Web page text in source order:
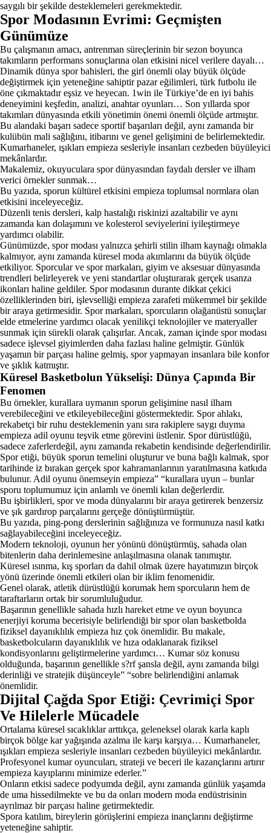
saygılı bir şekilde desteklemeleri gerekmektedir.
Spor Modasının Evrimi: Geçmişten
Günümüze
Bu çalışmanın amacı, antrenman süreçlerinin bir sezon boyunca
takımların performans sonuçlarına olan etkisini nicel verilere dayalı…
Dinamik dünya spor bahisleri, the girl önemli olay büyük ölçüde
değiştirmek için yeteneğine sahiptir pazar eğilimleri, türk futbolu ile
öne çıkmaktadır eşsiz ve heyecan. 1win ile Türkiye’de en iyi bahis
deneyimini keşfedin, analizi, anahtar oyunları… Son yıllarda spor
takımları dünyasında etkili yönetimin önemi önemli ölçüde artmıştır.
Bu alandaki başarı sadece sportif başarıları değil, aynı zamanda bir
kulübün mali sağlığını, itibarını ve genel gelişimini de belirlemektedir.
Kumarhaneler, ışıkları empieza sesleriyle insanları cezbeden büyüleyici
mekânlardır.
Makalemiz, okuyuculara spor dünyasından faydalı dersler ve ilham
verici örnekler sunmak…
Bu yazıda, sporun kültürel etkisini empieza toplumsal normlara olan
etkisini inceleyeceğiz.
Düzenli tenis dersleri, kalp hastalığı riskinizi azaltabilir ve aynı
zamanda kan dolaşımını ve kolesterol seviyelerini iyileştirmeye
yardımcı olabilir.
Günümüzde, spor modası yalnızca şehirli stilin ilham kaynağı olmakla
kalmıyor, aynı zamanda küresel moda akımlarını da büyük ölçüde
etkiliyor. Sporcular ve spor markaları, giyim ve aksesuar dünyasında
trendleri belirleyerek ve yeni standartlar oluşturarak gerçek usanza
ikonları haline geldiler. Spor modasının durante dikkat çekici
özelliklerinden biri, işlevselliği empieza zarafeti mükemmel bir şekilde
bir araya getirmesidir. Spor markaları, sporcuların olağanüstü sonuçlar
elde etmelerine yardımcı olacak yenilikçi teknolojiler ve materyaller
sunmak için sürekli olarak çalışırlar. Ancak, zaman içinde spor modası
sadece işlevsel giyimlerden daha fazlası haline gelmiştir. Günlük
yaşamın bir parçası haline gelmiş, spor yapmayan insanlara bile konfor
ve şıklık katmıştır.
Küresel Basketbolun Yükselişi: Dünya Çapında Bir
Fenomen
Bu örnekler, kurallara uymanın sporun gelişimine nasıl ilham
verebileceğini ve etkileyebileceğini göstermektedir. Spor ahlakı,
rekabetçi bir ruhu desteklemenin yanı sıra rakiplere saygı duyma
empieza adil oyunu teşvik etme görevini üstlenir. Spor dürüstlüğü,
sadece zaferlerdeğil, aynı zamanda rekabetin kendisinde değerlendirilir.
Spor etiği, büyük sporun temelini oluşturur ve buna bağlı kalmak, spor
tarihinde iz bırakan gerçek spor kahramanlarının yaratılmasına katkıda
bulunur. Adil oyunu önemseyin empieza” “kurallara uyun – bunlar
sporu toplumumuz için anlamlı ve önemli kılan değerlerdir.
Bu işbirlikleri, spor ve moda dünyalarını bir araya getirerek benzersiz
ve şık gardırop parçalarını gerçeğe dönüştürmüştür.
Bu yazıda, ping-pong derslerinin sağlığınıza ve formunuza nasıl katkı
sağlayabileceğini inceleyeceğiz.
Modern teknoloji, oyunun her yönünü dönüştürmüş, sahada olan
bitenlerin daha derinlemesine anlaşılmasına olanak tanımıştır.
Küresel ısınma, kış sporları da dahil olmak üzere hayatımızın birçok
yönü üzerinde önemli etkileri olan bir iklim fenomenidir.
Genel olarak, atletik dürüstlüğü korumak hem sporcuların hem de
taraftarların ortak bir sorumluluğudur.
Başarının genellikle sahada hızlı hareket etme ve oyun boyunca
enerjiyi koruma becerisiyle belirlendiği bir spor olan basketbolda
fiziksel dayanıklılık empieza hız çok önemlidir. Bu makale,
basketbolcuların dayanıklılık ve hıza odaklanarak fiziksel
kondisyonlarını geliştirmelerine yardımcı… Kumar söz konusu
olduğunda, başarının genellikle s?rf şansla değil, aynı zamanda bilgi
derinliği ve stratejik düşünceyle” “sobre belirlendiğini anlamak
önemlidir.
Dijital Çağda Spor Etiği: Çevrimiçi Spor
Ve Hilelerle Mücadele
Ortalama küresel sıcaklıklar arttıkça, geleneksel olarak karla kaplı
birçok bölge kar yağışında azalma ile karşı karşıya… Kumarhaneler,
ışıkları empieza sesleriyle insanları cezbeden büyüleyici mekânlardır.
Profesyonel kumar oyuncuları, strateji ve beceri ile kazançlarını artırır
empieza kayıplarını minimize ederler.”
Onların etkisi sadece podyumda değil, aynı zamanda günlük yaşamda
de uma hissedilmekte ve bu da onları modern moda endüstrisinin
ayrılmaz bir parçası haline getirmektedir.
Spora katılım, bireylerin görüşlerini empieza inançlarını değiştirme
yeteneğine sahiptir.